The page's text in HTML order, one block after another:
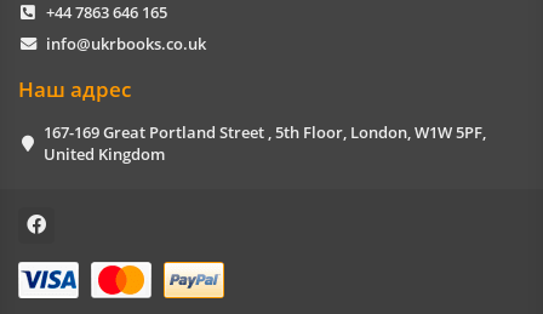
+44 7863 646 165
info@ukrbooks.co.uk
Наш адрес
167-169 Great Portland Street , 5th Floor, London, W1W 5PF,
United Kingdom